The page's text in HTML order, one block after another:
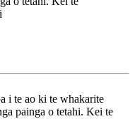
i te ao ki te whakarite
painga o tetahi. Kei te